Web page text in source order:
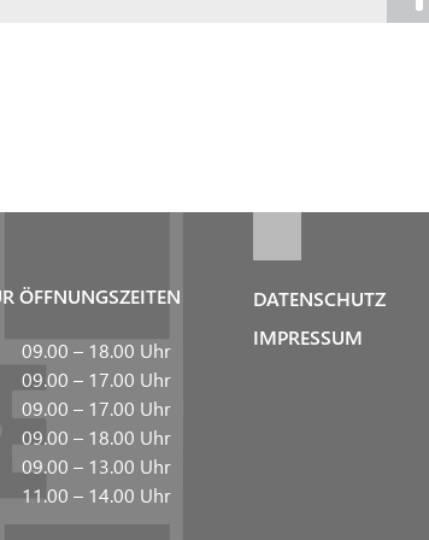
ÖFFNUNGSZEITEN
09.00 – 18.00 Uhr
09.00 – 17.00 Uhr
09.00 – 17.00 Uhr
09.00 – 18.00 Uhr
09.00 – 13.00 Uhr
11.00 – 14.00 Uhr
DATENSCHUTZ
IMPRESSUM